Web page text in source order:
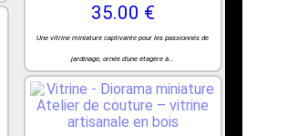
35.00 €
Une vitrine miniature captivante pour les passionnés de
jardinage, ornée d'une étagère à...